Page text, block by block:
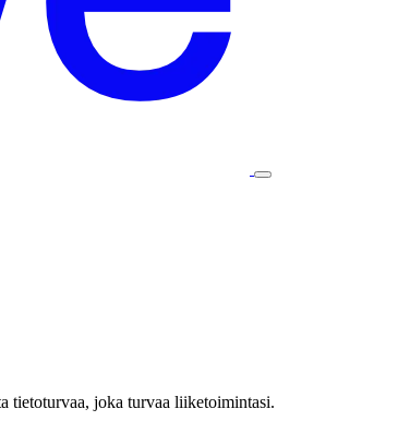
tietoturvaa, joka turvaa liiketoimintasi.